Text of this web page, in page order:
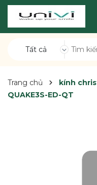
Tất cả
Trang chủ
kính
QUAKE3S-ED-QT